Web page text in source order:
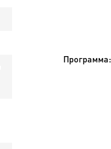
Программа: